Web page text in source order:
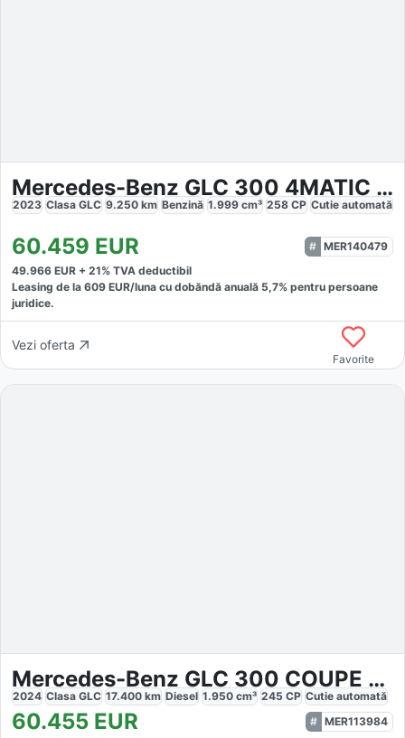
Mercedes-Benz GLC 300 4MATIC AMG
2023 Clasa GLC 9.250 km Benzină 1.999 cm³ 258 CP Cutie automată
60.459 EUR
MER140479
49.966 EUR + 21% TVA deductibil
Leasing de la 609 EUR/luna cu dobăndă anuală 5,7% pentru persoane
juridice.
Vezi oferta
Favorite
Mercedes-Benz GLC 300 COUPE 4MATIC
2024 Clasa GLC 17.400 km Diesel 1.950 cm³ 245 CP Cutie automată
60.455 EUR
MER113984